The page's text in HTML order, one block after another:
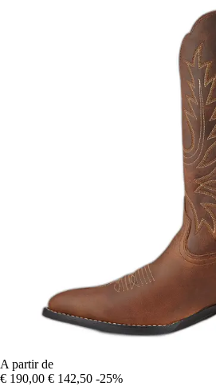
A partir de
€ 190,00 € 142,50 -25%